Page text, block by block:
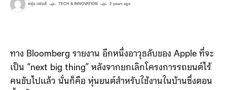
หนุ่ย แซ่แต้ TECH & INNOVATION 2 years ago
ทาง Bloomberg รายงาน อีกหนึ่งอาวุธลับของ Apple ที่จะ
เป็น “next big thing” หลังจากยกเลิกโครงการรถยนต์ไร้
คนขับไปแล้ว นั่นก็คือ หุ่นยนต์สำหรับใช้งานในบ้านซึ่งตอน